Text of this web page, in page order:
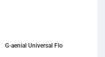
G-aenial Universal Flo